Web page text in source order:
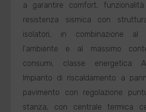
a garantire comfort,
resistenza sismica con
isolatori, in combinazione al
l'ambiente e al massimo
consumi, classe energetica
Impianto di riscaldamento a
pavimento con regolazione
stanza, con centrale termica